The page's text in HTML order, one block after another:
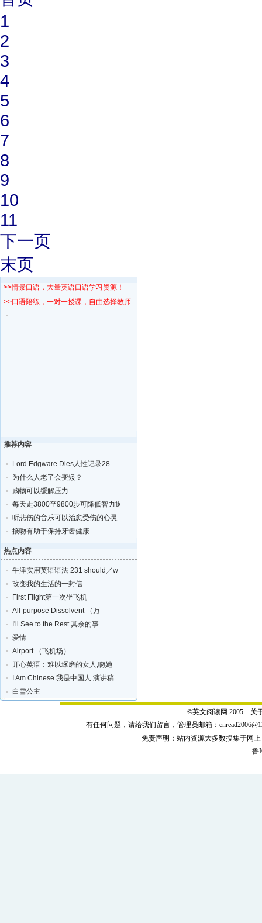
1
2
3
4
5
6
7
8
9
10
11
下一页
末页
>>情景口语，大量英语口语学习资源！
>>口语陪练，一对一授课，自由选择教师！
推荐内容
Lord Edgware Dies人性记录28
为什么人老了会变矮？
购物可以缓解压力
每天走3800至9800步可降低智力退化的风险
听悲伤的音乐可以治愈受伤的心灵
接吻有助于保持牙齿健康
热点内容
牛津实用英语语法 231 should／w
改变我的生活的一封信
First Flight第一次坐飞机
All-purpose Dissolvent （万
I'll See to the Rest 其余的事
爱情
Airport （飞机场）
开心英语：难以琢磨的女人,吻她
I Am Chinese 我是中国人 演讲稿
白雪公主